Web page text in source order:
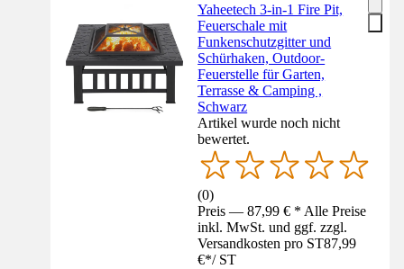
Yaheetech 3-in-1 Fire Pit,
Feuerschale mit
Funkenschutzgitter und
Schürhaken, Outdoor-
Feuerstelle für Garten,
Terrasse & Camping ,
Schwarz
Artikel wurde noch nicht
bewertet.
(0)
Preis — 87,99 € * Alle Preise
inkl. MwSt. und ggf. zzgl.
Versandkosten pro ST87,99
€*/ ST